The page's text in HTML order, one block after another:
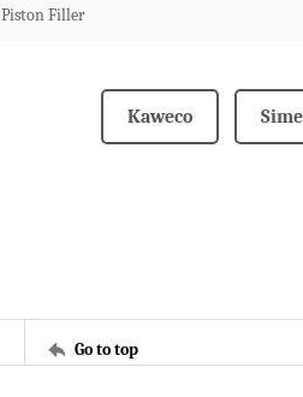
Piston Filler
Kaweco
Go to top